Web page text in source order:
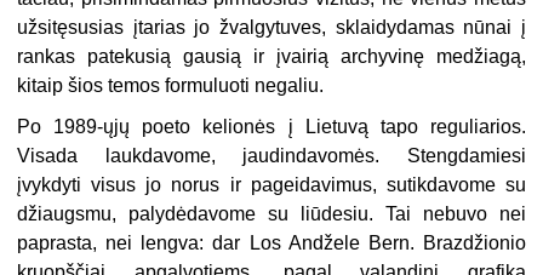
užsitęsusias įtarias jo žvalgytuves, sklaidydamas nūnai į
rankas patekusią gausią ir įvairią archyvinę medžiagą,
kitaip šios temos formuluoti negaliu.
Po 1989-ųjų poeto kelionės į Lietuvą tapo reguliarios.
Visada laukdavome, jaudindavomės. Stengdamiesi
įvykdyti visus jo norus ir pageidavimus, sutikdavome su
džiaugsmu, palydėdavome su liūdesiu. Tai nebuvo nei
paprasta, nei lengva: dar Los Andžele Bern. Brazdžionio